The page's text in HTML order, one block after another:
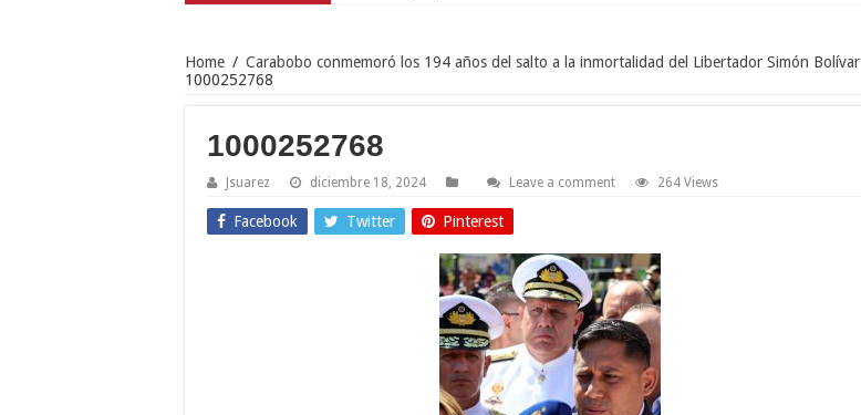
Home / Carabobo conmemoró los 194 años del salto a la inmortalidad del Libertador Simón Bolívar
1000252768
1000252768
Jsuarez diciembre 18, 2024 Leave a comment 264 Views
Facebook Twitter Pinterest